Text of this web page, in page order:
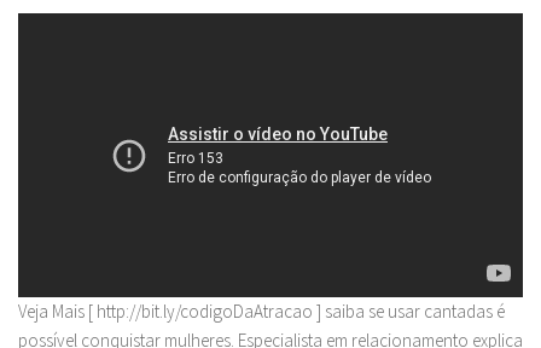
Veja Mais [ http://bit.ly/codigoDaAtracao ] saiba se usar cantadas é
possível conquistar mulheres. Especialista em relacionamento explica